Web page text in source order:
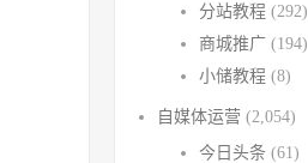
分站教程 (292)
商城推广 (194)
小储教程 (8)
自媒体运营 (2,054)
今日头条 (61)